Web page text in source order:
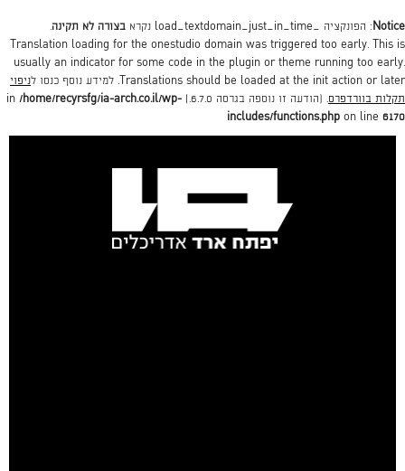
Notice : הפונקציה _load_textdomain_just_in_time נקרא בצורה לא תקינה.
Translation loading for the onestudio domain was triggered too early. This is
usually an indicator for some code in the plugin or theme running too early.
Translations should be loaded at the init action or later. למידע נוסף כנסו ל
ניפוי
תקלות בוורדפרס. (הודעה זו נוספה בגרסה 6.7.0.) in
/home/recyrsfg/ia-arch.co.il/wp-
includes/functions.php on line 6170